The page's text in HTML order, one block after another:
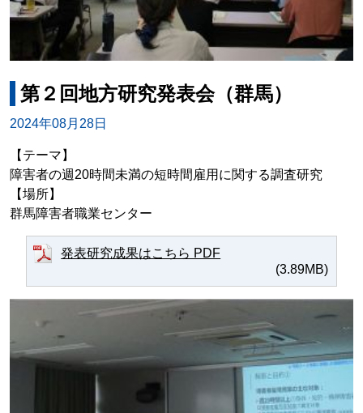
第２回地方研究発表会（群馬）
2024年08月28日
【テーマ】
障害者の週20時間未満の短時間雇用に関する調査研究
【場所】
群馬障害者職業センター
発表研究成果はこちら PDF
(3.89MB)